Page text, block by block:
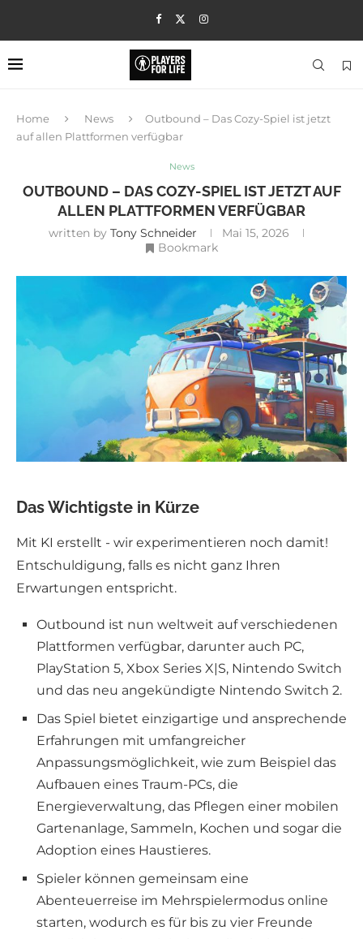
Home News
Outbound – Das Cozy-Spiel ist jetzt
auf allen Plattformen verfügbar
News
OUTBOUND – DAS COZY-SPIEL IST JETZT AUF
ALLEN PLATTFORMEN VERFÜGBAR
written by Tony Schneider
Mai 15, 2026
Bookmark
Das Wichtigste in Kürze
Mit KI erstellt - wir experimentieren noch damit!
Entschuldigung, falls es nicht ganz Ihren
Erwartungen entspricht.
Outbound ist nun weltweit auf verschiedenen
Plattformen verfügbar, darunter auch PC,
PlayStation 5, Xbox Series X|S, Nintendo Switch
und das neu angekündigte Nintendo Switch 2.
Das Spiel bietet einzigartige und ansprechende
Erfahrungen mit umfangreicher
Anpassungsmöglichkeit, wie zum Beispiel das
Aufbauen eines Traum-PCs, die
Energieverwaltung, das Pflegen einer mobilen
Gartenanlage, Sammeln, Kochen und sogar die
Adoption eines Haustieres.
Spieler können gemeinsam eine
Abenteuerreise im Mehrspielermodus online
starten, wodurch es für bis zu vier Freunde